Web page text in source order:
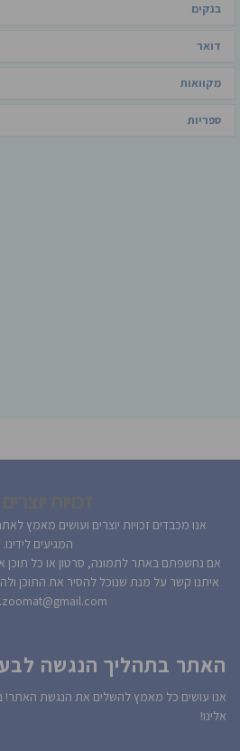
בנקים
דואר
מקוואות
ספריות
אנו מכבדים זכויות יוצרים ועושים מאמץ
המגיעים לידינו.
אם נחשפתם באתר לתמונה, סרטון או כל תוכן
איתנו קשר על מנת שנוכל להסיר את התוכן
האתר בתהליך הנגשה
אנו עושים כל מאמץ להשלים את הנגשת האתר!
אלינו!